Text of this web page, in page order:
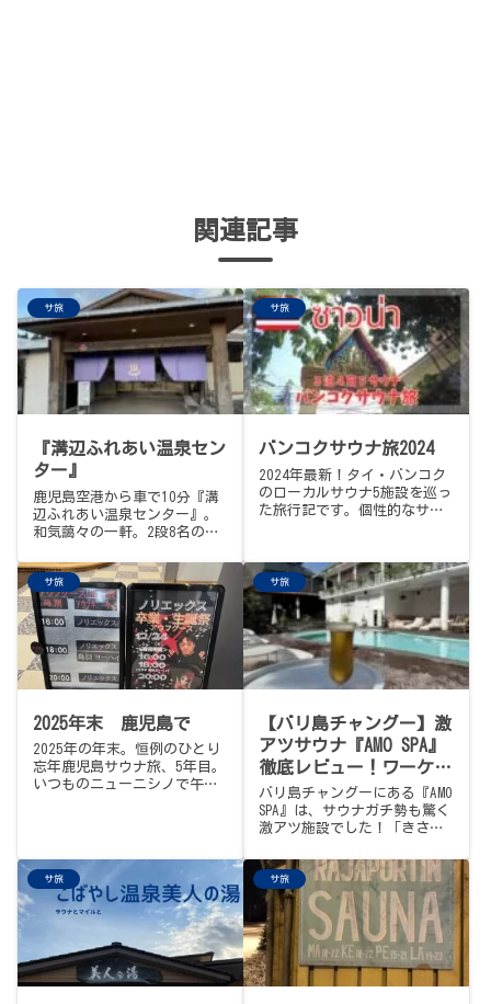
関連記事
サ旅
『溝辺ふれあい温泉セン
ター』
鹿児島空港から車で10分『溝
辺ふれあい温泉センター』。
和気藹々の一軒。2段8名の遠
ナハット愛用の常連さん、横
長＆深めの掛け流し水風呂、
内気浴。早朝07:00オープン、
火曜定休、入浴380円。レンタ
カー周遊フィナーレは、サク
ララウンジで、ようやくのビ
ール。
サ旅
バンコクサウナ旅2024
2024年最新！タイ・バンコク
のローカルサウナ5施設を巡っ
た旅行記です。個性的なサウ
のホテル（マリオット等）を
動画付きでリアルにレビュ
ー。バンコクでサウナに行き
たい人は必見です！
サ旅
2025年末 鹿児島で
2025年の年末。恒例のひとり
忘年鹿児島サウナ旅、5年目。
いつものニューニシノで午前
島中央から新幹線で出水へ、
ぬくもりの湯の16時、満員の
サウナ室で受け取った、ノリ
ノリのタオルさばきと、大拍
手。あの頃のみんな手探りだ
った空気から、いま、この一
体感まで。ひとつのアウフグ
サ旅
【バリ島チャングー】激
アツサウナ『AMO SPA』
徹底レビュー！ワーケー
ションの聖地と突然の停
電のリアル🌴
バリ島チャングーにある『AMO
SPA』は、サウナガチ勢も驚く
激アツ施設でした！「きさら
と8℃の水風呂、そしてプール
サイドで飲むビンタンビール
の魅力をブログで大公開。チ
ャングーの絶品ローカルグル
メや格安街スパの情報もお届
けします。
サ旅 サ旅